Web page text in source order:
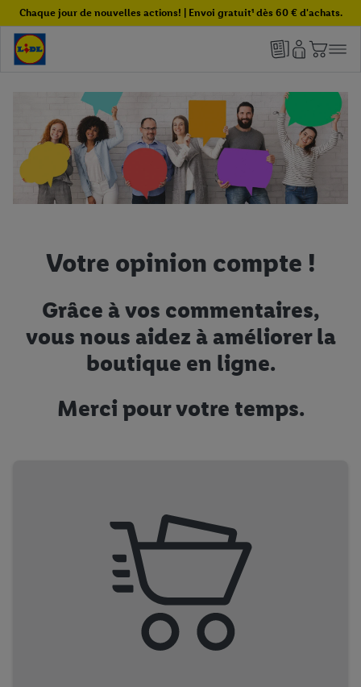
Chaque jour de nouvelles actions! | Envoi gratuit¹ dès 60 € d'achats.
Votre opinion compte !
Grâce à vos commentaires,
vous nous aidez à améliorer la
boutique en ligne.
Merci pour votre temps.